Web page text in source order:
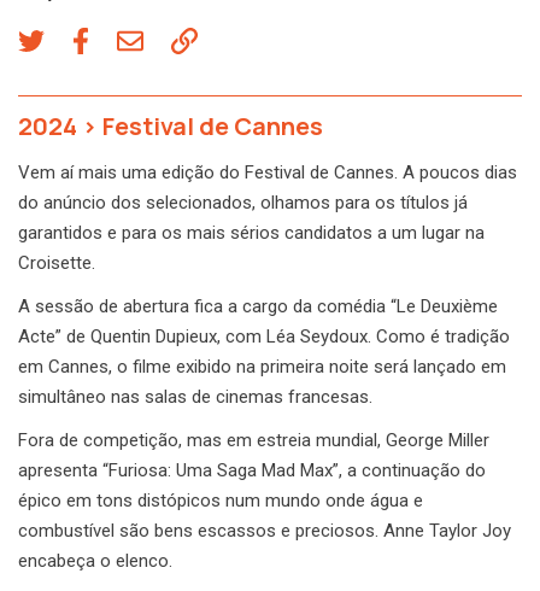
2024 > Festival de Cannes
Vem aí mais uma edição do Festival de Cannes. A poucos dias
do anúncio dos selecionados, olhamos para os títulos já
garantidos e para os mais sérios candidatos a um lugar na
Croisette.
A sessão de abertura fica a cargo da comédia “Le Deuxième
Acte” de Quentin Dupieux, com Léa Seydoux. Como é tradição
em Cannes, o filme exibido na primeira noite será lançado em
simultâneo nas salas de cinemas francesas.
Fora de competição, mas em estreia mundial, George Miller
apresenta “Furiosa: Uma Saga Mad Max”, a continuação do
épico em tons distópicos num mundo onde água e
combustível são bens escassos e preciosos. Anne Taylor Joy
encabeça o elenco.